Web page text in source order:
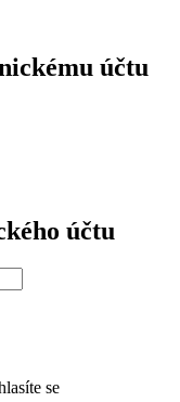
účtu
účtu
se